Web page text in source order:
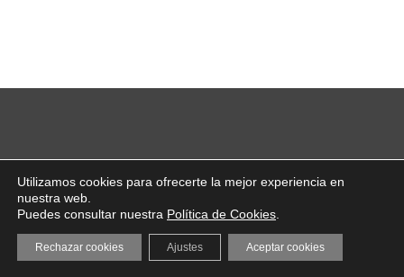
Utilizamos cookies para ofrecerte la mejor experiencia en
nuestra web.
Puedes consultar nuestra Política de Cookies
Aceptar cookies
Rechazar cookies Ajustes